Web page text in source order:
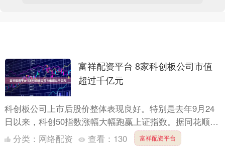
富祥配资平台 8家科创板公司市值
超过千亿元
科创板公司上市后股价整体表现良好。特别是去年9月24
日以来，科创50指数涨幅大幅跑赢上证指数。据同花顺数
据统计，从2024年9月23日至2025年7月21日，科....
分类： 网络配资 查看： 130 富祥配资平台